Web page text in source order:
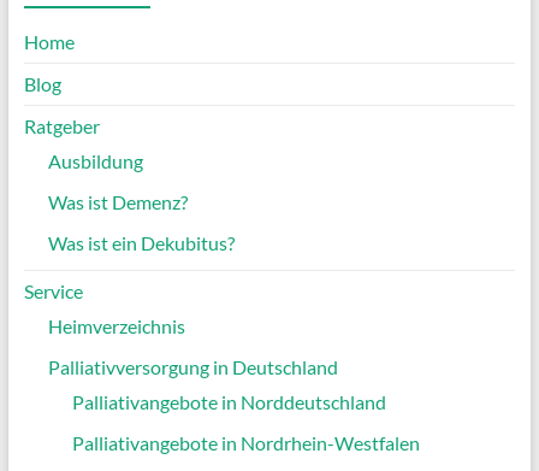
Home
Blog
Ratgeber
Ausbildung
Was ist Demenz?
Was ist ein Dekubitus?
Service
Heimverzeichnis
Palliativversorgung in Deutschland
Palliativangebote in Norddeutschland
Palliativangebote in Nordrhein-Westfalen